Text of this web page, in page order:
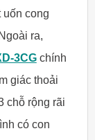
cong
ra,
3CGchính
giác thoải
chỗ rộng rãi
có con